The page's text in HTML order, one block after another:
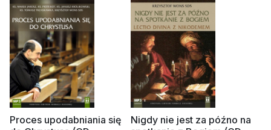
Proces upodabniania się
Nigdy nie jest za późno na